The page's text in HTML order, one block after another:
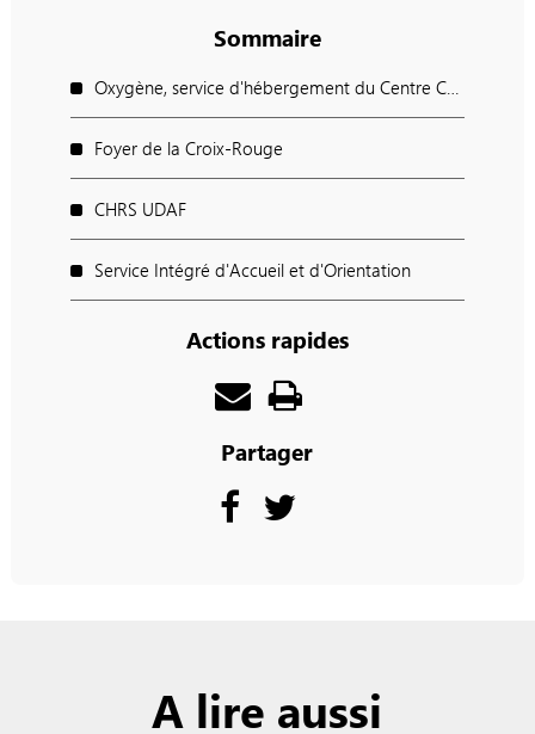
Sommaire
Oxygène, service d'hébergement du Centre Communal d’Action Sociale (CCAS)
Foyer de la Croix-Rouge
CHRS UDAF
Service Intégré d'Accueil et d'Orientation
Actions rapides
Partager
A lire aussi